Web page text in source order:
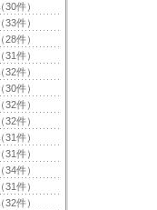
（30件）
（33件）
（28件）
（31件）
（32件）
（30件）
（32件）
（32件）
（31件）
（31件）
（34件）
（31件）
（32件）